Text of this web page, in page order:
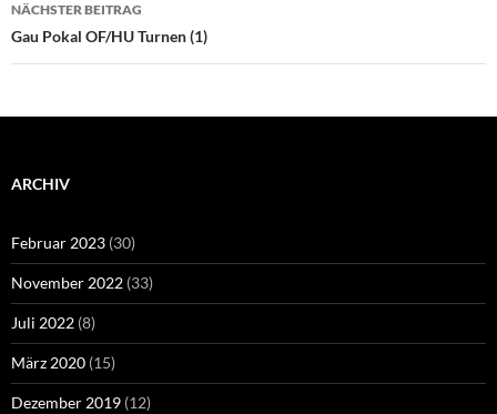
NÄCHSTER BEITRAG
Gau Pokal OF/HU Turnen (1)
ARCHIV
Februar 2023 (30)
November 2022 (33)
Juli 2022 (8)
März 2020 (15)
Dezember 2019 (12)